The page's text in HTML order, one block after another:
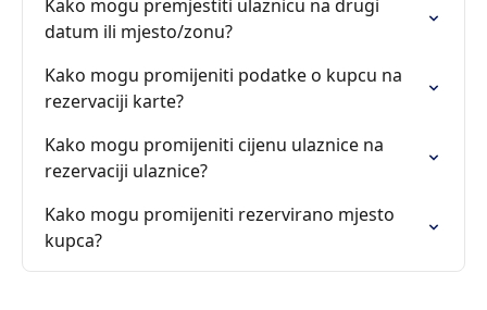
Kako mogu premjestiti ulaznicu na drugi
datum ili mjesto/zonu?
Kako mogu promijeniti podatke o kupcu na
rezervaciji karte?
Kako mogu promijeniti cijenu ulaznice na
rezervaciji ulaznice?
Kako mogu promijeniti rezervirano mjesto
kupca?